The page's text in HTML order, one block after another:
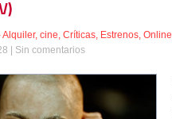
Alquiler, cine, Críticas, Estrenos, Online
| Sin comentarios